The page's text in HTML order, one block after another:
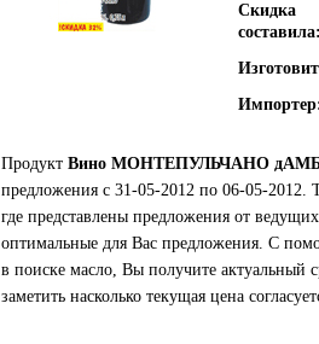
Скидка
составила:
Продукт Вино МОНТЕПУЛЬЧАНО
предложения с 31-05-2012 по 06-05-2012.
где представлены предложения от
оптимальные для Вас предложения. С
в поиске масло, Вы получите актуальный
заметить насколько текущая цена